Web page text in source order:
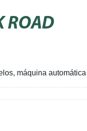
ROAD
máquina